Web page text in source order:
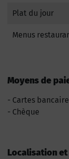
Plat du jour
Menus
Moyens de
Cartes
Chèque
Localisation